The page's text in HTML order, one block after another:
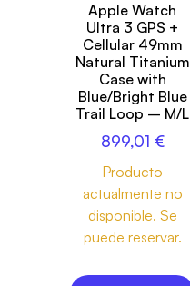
Apple Watch
Ultra 3 GPS +
Cellular 49mm
Natural Titanium
Case with
Blue/Bright Blue
Trail Loop – M/L
899,01 €
Producto
actualmente no
disponible. Se
puede reservar.